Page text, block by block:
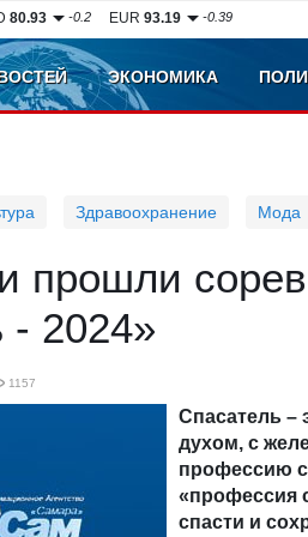
80.93 -0.2 EUR93.19 -0.39
ЭКОНОМИКА
Здравоохранение Мода
прошли
- 2024»
1157
Спасатель –
духом, с
профессию
«профессия
спасти и